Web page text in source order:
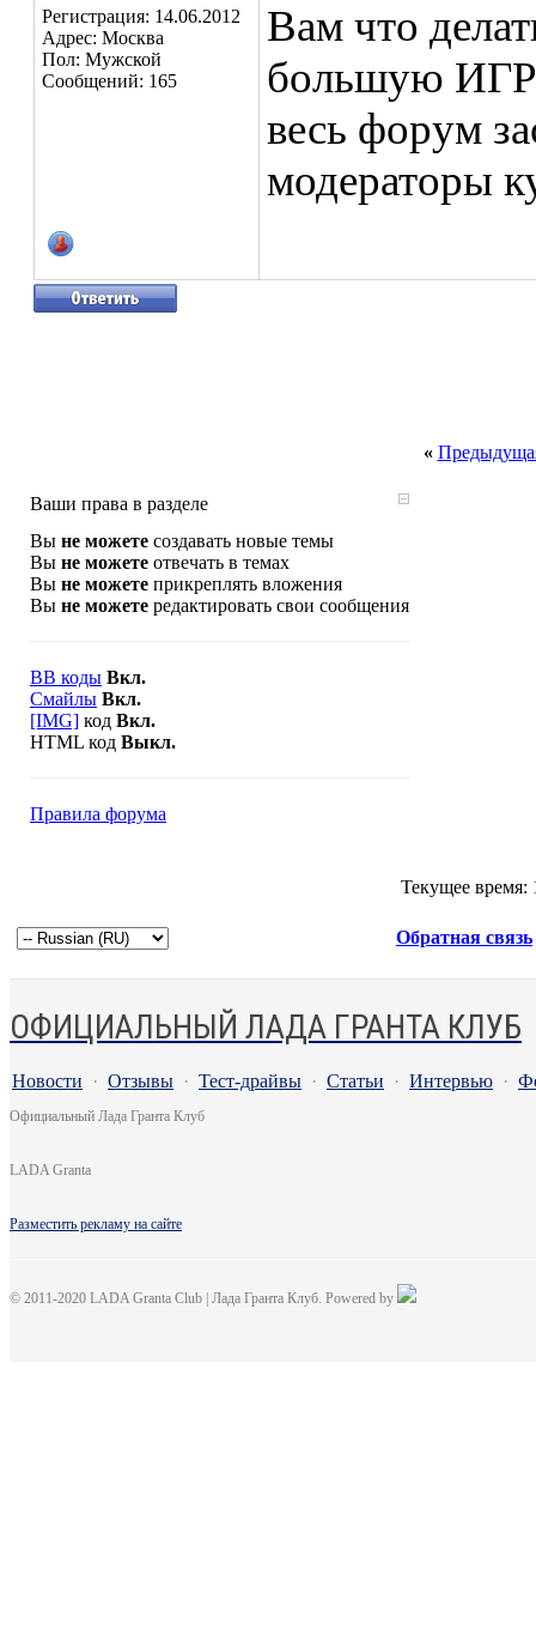
Регистрация: 14.06.2012
Адрес: Москва
Пол: Мужской
Сообщений: 165
Вам что
большую
весь форум
модераторы
«
Ваши права в разделе
Вы не можете создавать новые темы
Вы не можете отвечать в темах
Вы не можете прикреплять вложения
Вы не можете редактировать свои сообщения
BB коды Вкл.
Смайлы Вкл.
[IMG] код Вкл.
HTML код Выкл.
Правила форума
Текущее время:
Обратная связь
ОФИЦИАЛЬНЫЙ ЛАДА ГРАНТА КЛУБ
Новости · Отзывы · Тест-драйвы · Статьи · Интервью ·
Официальный Лада Гранта Клуб
LADA Granta
Разместить рекламу на сайте
© 2011-2020 LADA Granta Club | Лада Гранта Клуб. Powered by